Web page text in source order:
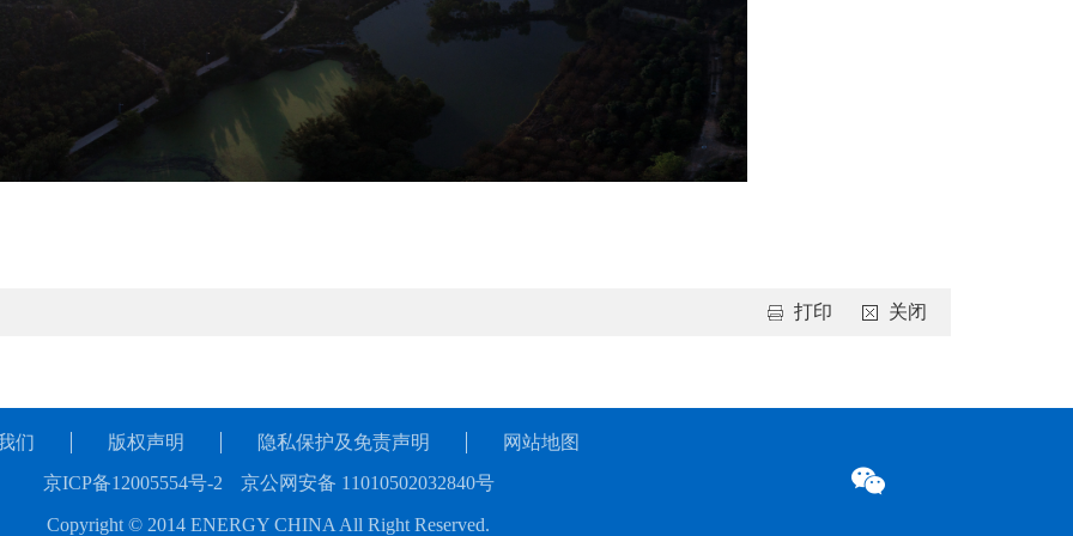
关闭
打印
们 版权声明 隐私保护及免责声明
网站地图
京ICP备12005554号-2
京公网安备 11010502032840号
Copyright © 2014 ENERGY CHINA All Right Reserved.